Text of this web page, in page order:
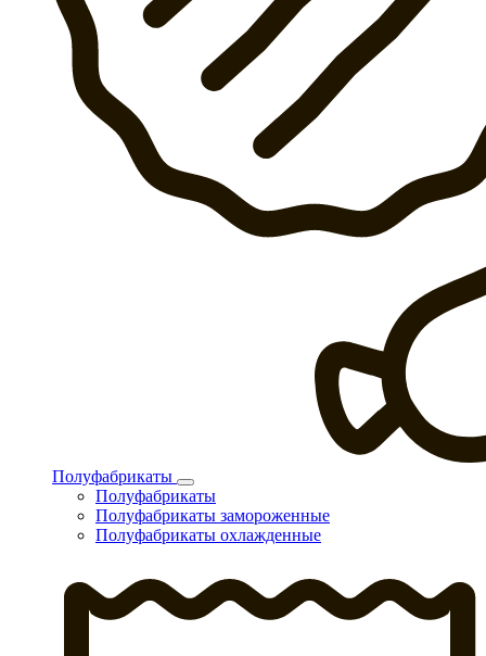
Полуфабрикаты
Полуфабрикаты
Полуфабрикаты замороженные
Полуфабрикаты охлажденные